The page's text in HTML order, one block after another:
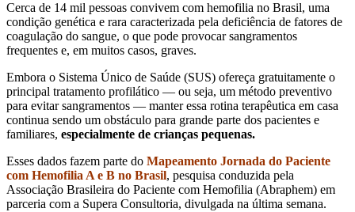
Cerca de 14 mil pessoas convivem com hemofilia no Brasil, uma
condição genética e rara caracterizada pela deficiência de fatores de
coagulação do sangue, o que pode provocar sangramentos
frequentes e, em muitos casos, graves.
Embora o Sistema Único de Saúde (SUS) ofereça gratuitamente o
principal tratamento profilático — ou seja, um método preventivo
para evitar sangramentos — manter essa rotina terapêutica em casa
continua sendo um obstáculo para grande parte dos pacientes e
familiares, especialmente de crianças pequenas.
Esses dados fazem parte do Mapeamento Jornada do Paciente
com Hemofilia A e B no Brasil, pesquisa conduzida pela
Associação Brasileira do Paciente com Hemofilia (Abraphem) em
parceria com a Supera Consultoria, divulgada na última semana.